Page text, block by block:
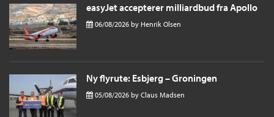
easyJet accepterer milliardbud fra Apollo
06/08/2026 by Henrik Olsen
Ny flyrute: Esbjerg – Groningen
05/08/2026 by Claus Madsen